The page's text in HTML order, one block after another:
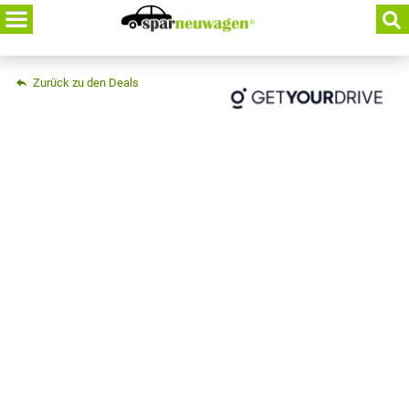
Skip
to
content
Zurück zu den Deals